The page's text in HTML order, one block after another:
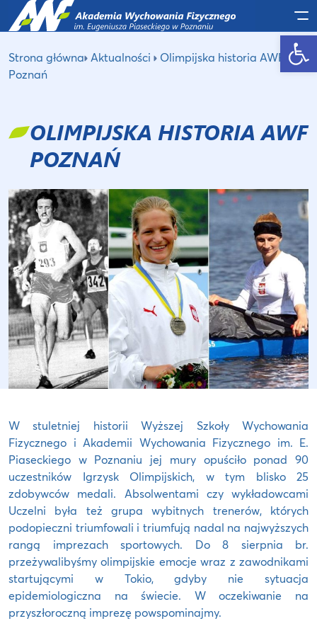
Otwórz pasek narzędzi
Strona główna Aktualności
Olimpijska historia AWF
Poznań
OLIMPIJSKA HISTORIA AWF
POZNAŃ
W stuletniej historii Wyższej Szkoły Wychowania
Fizycznego i Akademii Wychowania Fizycznego im. E.
Piaseckiego w Poznaniu jej mury opuściło ponad 90
uczestników Igrzysk Olimpijskich, w tym blisko 25
zdobywców medali. Absolwentami czy wykładowcami
Uczelni była też grupa wybitnych trenerów, których
podopieczni triumfowali i triumfują nadal na najwyższych
rangą imprezach sportowych. Do 8 sierpnia br.
przeżywalibyśmy olimpijskie emocje wraz z zawodnikami
startującymi w Tokio, gdyby nie sytuacja
epidemiologiczna na świecie. W oczekiwanie na
przyszłoroczną imprezę powspominajmy.